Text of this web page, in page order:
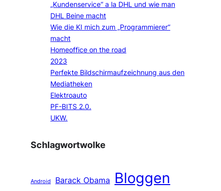
„Kundenservice“ a la DHL und wie man
DHL Beine macht
Wie die KI mich zum „Programmierer“
macht
Homeoffice on the road
2023
Perfekte Bildschirmaufzeichnung aus den
Mediatheken
Elektroauto
PF-BITS 2.0.
UKW.
Schlagwortwolke
Android Barack Obama Bloggen